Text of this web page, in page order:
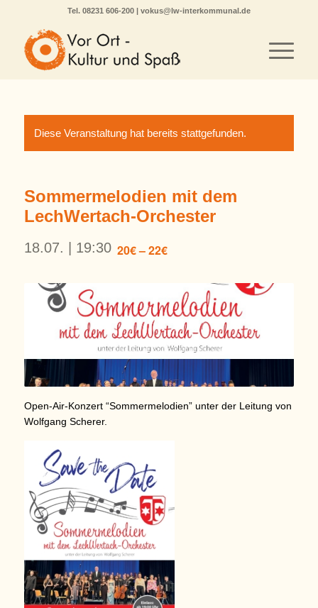
Tel. 08231 606-200 | vokus@lw-interkommunal.de
Diese Veranstaltung hat bereits stattgefunden.
Sommermelodien mit dem
LechWertach-Orchester
18.07. | 19:30 20€ – 22€
Open-Air-Konzert “Sommermelodien” unter der Leitung von
Wolfgang Scherer.